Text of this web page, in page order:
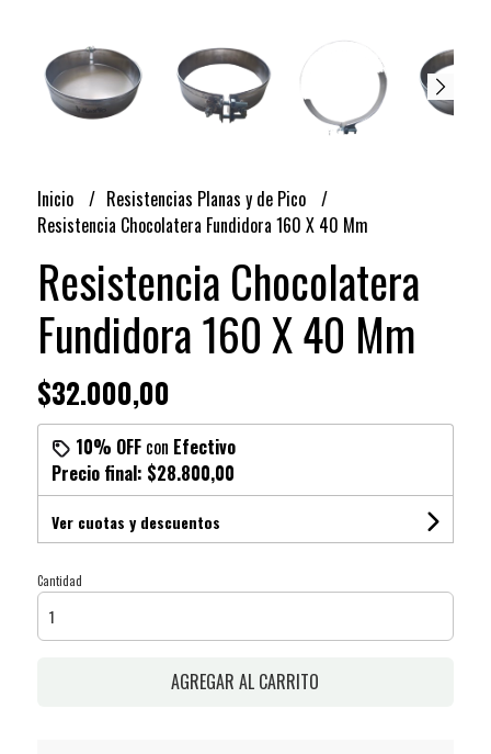
Inicio
Resistencias Planas y de Pico
Resistencia Chocolatera Fundidora 160 X 40 Mm
Resistencia Chocolatera
Fundidora 160 X 40 Mm
$32.000,00
10% OFFcon Efectivo
Precio final: $28.800,00
Ver cuotas y descuentos
Cantidad
AGREGAR AL CARRITO